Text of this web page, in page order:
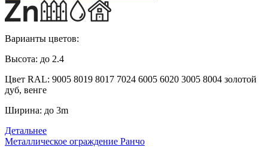
Варианты цветов:
Высота: до 2.4
Цвет RAL: 9005 8019 8017 7024 6005 6020 3005 8004 золотой
дуб, венге
Ширина: до 3m
Детальнее
Металлическое ограждение Ранчо